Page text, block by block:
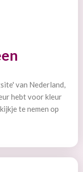
van Nederland,
hebt voor kleur
te nemen op